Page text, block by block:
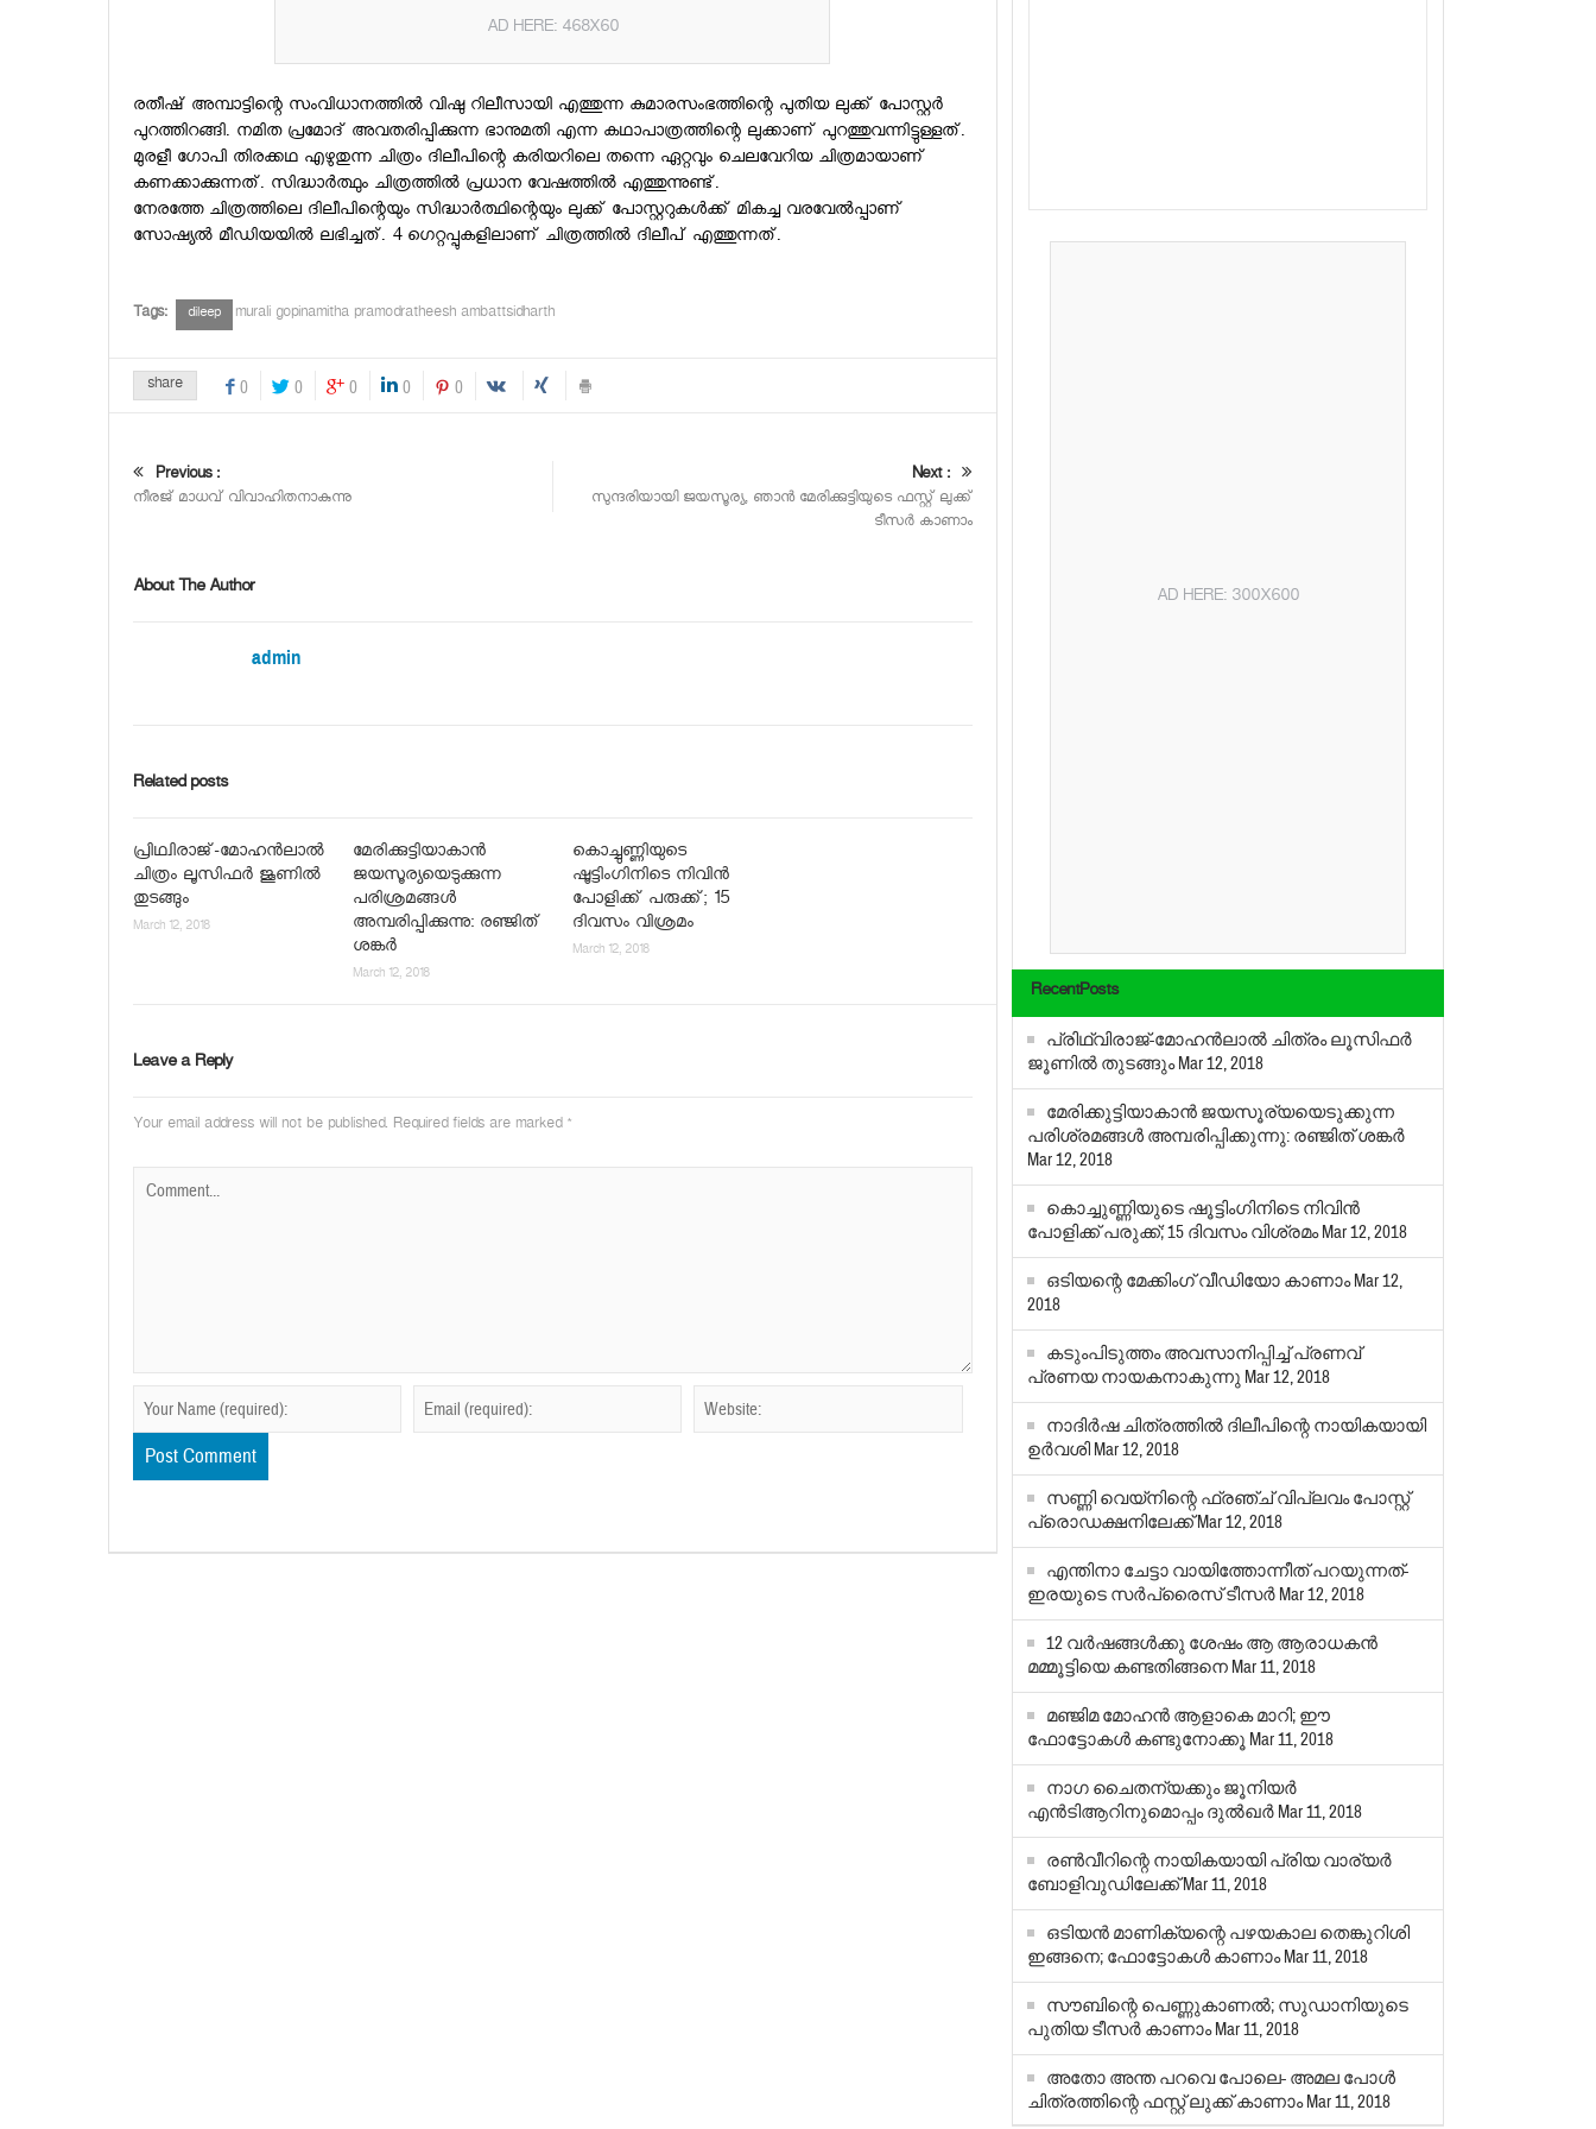
AD HERE: 468X60
രതീഷ് അമ്പാട്ടിന്റെ സംവിധാനത്തില്‍ വിഷു റിലീസായി എത്തുന്ന കുമാരസംഭത്തിന്റെ പുതിയ ലുക്ക് പോസ്റ്റര്‍
പുറത്തിറങ്ങി. നമിത പ്രമോദ് അവതരിപ്പിക്കുന്ന ഭാനുമതി എന്ന കഥാപാത്രത്തിന്റെ ലുക്കാണ് പുറത്തുവന്നിട്ടുള്ളത്.
മുരളീ ഗോപി തിരക്കഥ എഴുതുന്ന ചിത്രം ദിലീപിന്റെ കരിയറിലെ തന്നെ ഏറ്റവും ചെലവേറിയ ചിത്രമായാണ്
കണക്കാക്കുന്നത്. സിദ്ധാര്‍ത്ഥും ചിത്രത്തില്‍ പ്രധാന വേഷത്തില്‍ എത്തുന്നുണ്ട്.
നേരത്തേ ചിത്രത്തിലെ ദിലീപിന്റെയും സിദ്ധാര്‍ത്ഥിന്റെയും ലുക്ക് പോസ്റ്ററുകള്‍ക്ക് മികച്ച വരവേല്‍പ്പാണ്
സോഷ്യല്‍ മീഡിയയില്‍ ലഭിച്ചത്. 4 ഗെറ്റപ്പുകളിലാണ് ചിത്രത്തില്‍ ദിലീപ് എത്തുന്നത്.
Tags: dileep murali gopinamitha pramodratheesh ambattsidharth
share 0 0 0 0 0
Previous :
നീരജ് മാധവ് വിവാഹിതനാകുന്നു
Next :
സുന്ദരിയായി ജയസൂര്യ, ഞാൻ മേരിക്കുട്ടിയുടെ ഫസ്റ്റ് ലുക്ക്
ടീസർ കാണാം
About The Author
admin
Related posts
പ്രിഥ്വിരാജ്-മോഹന്‍ലാല്‍
ചിത്രം ലൂസിഫര്‍ ജൂണില്‍
തുടങ്ങും
March 12, 2018
മേരിക്കുട്ടിയാകാന്‍
ജയസൂര്യയെടുക്കുന്ന
പരിശ്രമങ്ങള്‍
അമ്പരിപ്പിക്കുന്നു: രഞ്ജിത്
ശങ്കര്‍
March 12, 2018
കൊച്ചുണ്ണിയുടെ
ഷൂട്ടിംഗിനിടെ നിവിന്‍
പോളിക്ക് പരുക്ക്; 15
ദിവസം വിശ്രമം
March 12, 2018
Leave a Reply
Your email address will not be published. Required fields are marked *
AD HERE: 300X600
RecentPosts
പ്രിഥ്വിരാജ്-മോഹന്‍ലാല്‍ ചിത്രം ലൂസിഫര്‍
ജൂണില്‍ തുടങ്ങും Mar 12, 2018
മേരിക്കുട്ടിയാകാന്‍ ജയസൂര്യയെടുക്കുന്ന
പരിശ്രമങ്ങള്‍ അമ്പരിപ്പിക്കുന്നു: രഞ്ജിത് ശങ്കര്‍
Mar 12, 2018
കൊച്ചുണ്ണിയുടെ ഷൂട്ടിംഗിനിടെ നിവിന്‍
പോളിക്ക് പരുക്ക്; 15 ദിവസം വിശ്രമം Mar 12, 2018
ഒടിയന്റെ മേക്കിംഗ് വീഡിയോ കാണാം Mar 12,
2018
കടുംപിടുത്തം അവസാനിപ്പിച്ച് പ്രണവ്
പ്രണയ നായകനാകുന്നു Mar 12, 2018
നാദിര്‍ഷ ചിത്രത്തില്‍ ദിലീപിന്റെ നായികയായി
ഉര്‍വശി Mar 12, 2018
സണ്ണി വെയ്‌നിന്റെ ഫ്രഞ്ച് വിപ്ലവം പോസ്റ്റ്
പ്രൊഡക്ഷനിലേക്ക്Mar 12, 2018
എന്തിനാ ചേട്ടാ വായിത്തോന്നീത് പറയുന്നത്-
ഇരയുടെ സര്‍പ്രൈസ് ടീസര്‍ Mar 12, 2018
12 വര്‍ഷങ്ങള്‍ക്കു ശേഷം ആ ആരാധകന്‍
മമ്മൂട്ടിയെ കണ്ടതിങ്ങനെ Mar 11, 2018
മഞ്ജിമ മോഹന്‍ ആളാകെ മാറി; ഈ
ഫോട്ടോകള്‍ കണ്ടുനോക്കൂ Mar 11, 2018
നാഗ ചൈതന്യക്കും ജൂനിയര്‍
എന്‍ടിആറിനുമൊപ്പം ദുല്‍ഖര്‍ Mar 11, 2018
രണ്‍വീറിന്റെ നായികയായി പ്രിയ വാര്യര്‍
ബോളിവുഡിലേക്ക്Mar 11, 2018
ഒടിയന്‍ മാണിക്യന്റെ പഴയകാല തെങ്കുറിശി
ഇങ്ങനെ; ഫോട്ടോകള്‍ കാണാം Mar 11, 2018
സൗബിന്റെ പെണ്ണുകാണല്‍; സുഡാനിയുടെ
പുതിയ ടീസര്‍ കാണാം Mar 11, 2018
അതോ അന്ത പറവെ പോലെ- അമല പോള്‍
ചിത്രത്തിന്റെ ഫസ്റ്റ് ലുക്ക് കാണാം Mar 11, 2018